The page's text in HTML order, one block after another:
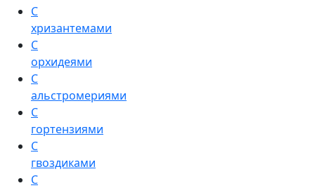
С
хризантемами
С
орхидеями
С
альстромериями
С
гортензиями
С
гвоздиками
С